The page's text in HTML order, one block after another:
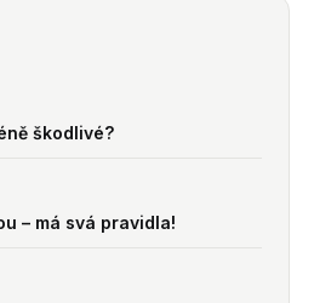
škodlivé?
– má svá pravidla!